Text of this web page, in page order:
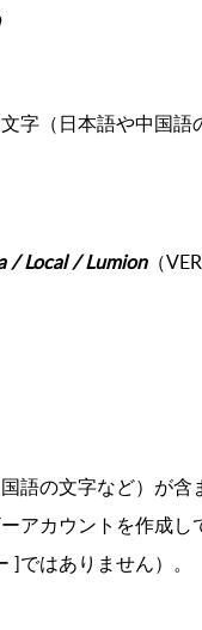
字（日本語や中国語
/ Local / Lumion（
の文字など）が含
アカウントを作成し
]ではありません）。